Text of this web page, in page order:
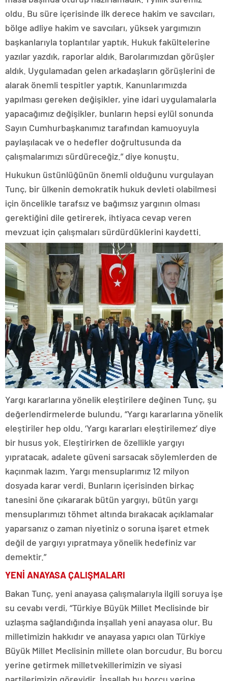
oldu. Bu süre içerisinde ilk derece hakim ve savcıları,
bölge adliye hakim ve savcıları, yüksek yargımızın
başkanlarıyla toplantılar yaptık. Hukuk fakültelerine
yazılar yazdık, raporlar aldık. Barolarımızdan görüşler
aldık. Uygulamadan gelen arkadaşların görüşlerini de
alarak önemli tespitler yaptık. Kanunlarımızda
yapılması gereken değişikler, yine idari uygulamalarla
yapacağımız değişikler, bunların hepsi eylül sonunda
Sayın Cumhurbaşkanımız tarafından kamuoyuyla
paylaşılacak ve o hedefler doğrultusunda da
çalışmalarımızı sürdüreceğiz.” diye konuştu.
Hukukun üstünlüğünün önemli olduğunu vurgulayan
Tunç, bir ülkenin demokratik hukuk devleti olabilmesi
için öncelikle tarafsız ve bağımsız yargının olması
gerektiğini dile getirerek, ihtiyaca cevap veren
mevzuat için çalışmaları sürdürdüklerini kaydetti.
Yargı kararlarına yönelik eleştirilere değinen Tunç, şu
değerlendirmelerde bulundu, “Yargı kararlarına yönelik
eleştiriler hep oldu. ‘Yargı kararları eleştirilemez’ diye
bir husus yok. Eleştirirken de özellikle yargıyı
yıpratacak, adalete güveni sarsacak söylemlerden de
kaçınmak lazım. Yargı mensuplarımız 12 milyon
dosyada karar verdi. Bunların içerisinden birkaç
tanesini öne çıkararak bütün yargıyı, bütün yargı
mensuplarımızı töhmet altında bırakacak açıklamalar
yaparsanız o zaman niyetiniz o soruna işaret etmek
değil de yargıyı yıpratmaya yönelik hedefiniz var
demektir.”
YENİ ANAYASA ÇALIŞMALARI
Bakan Tunç, yeni anayasa çalışmalarıyla ilgili soruya işe
su cevabı verdi, “Türkiye Büyük Millet Meclisinde bir
uzlaşma sağlandığında inşallah yeni anayasa olur. Bu
milletimizin hakkıdır ve anayasa yapıcı olan Türkiye
Büyük Millet Meclisinin millete olan borcudur. Bu borcu
yerine getirmek milletvekillerimizin ve siyasi